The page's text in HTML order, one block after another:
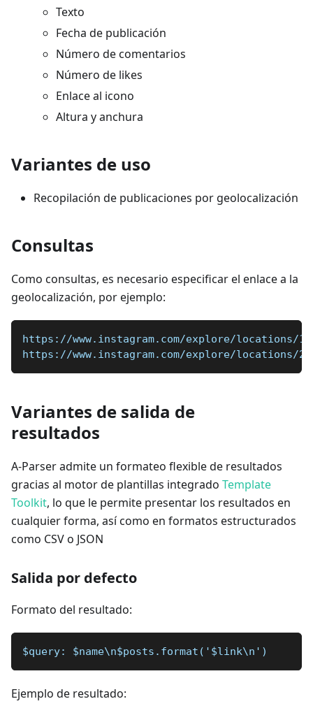
Texto
Fecha de publicación
Número de comentarios
Número de likes
Enlace al icono
Altura y anchura
Variantes de uso
Recopilación de publicaciones por geolocalización
Consultas
Como consultas, es necesario especificar el enlace a la
geolocalización, por ejemplo:
https://www.instagram.com/explore/locations/
https://www.instagram.com/explore/locations/
Variantes de salida de
resultados
A-Parser admite un formateo flexible de resultados
gracias al motor de plantillas integrado Template
Toolkit, lo que le permite presentar los resultados en
cualquier forma, así como en formatos estructurados
como CSV o JSON
Salida por defecto
Formato del resultado:
$query: $name\n$posts.format('$link\n')
Ejemplo de resultado: